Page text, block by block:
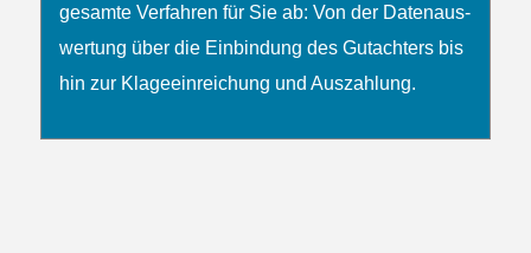
gesamte Verfahren für Sie ab: Von der Daten­­aus­
wertung über die Ein­bindung des Gutachters bis
hin zur Klage­ein­reichung und Auszahlung.